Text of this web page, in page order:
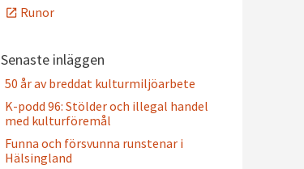
Runor
Senaste inläggen
50 år av breddat kulturmiljöarbete
K-podd 96: Stölder och illegal handel
med kulturföremål
Funna och försvunna runstenar i
Hälsingland